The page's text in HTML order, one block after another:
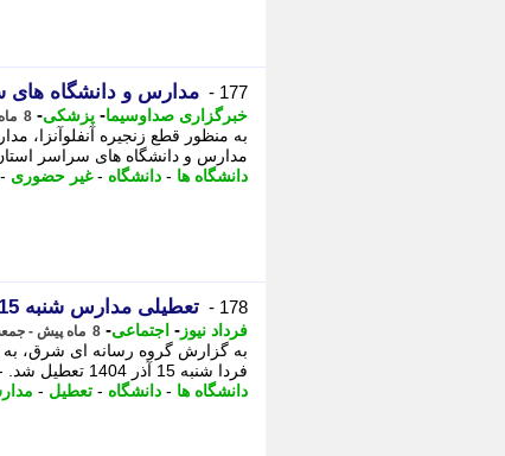
177 - مدارس و دانشگاه های
خبرگزاری صداوسیما- پزشکی- 8 ماه پیش - جمعه 14 آذر 1404، 12:00
به منظور قطع زنجیره
مدارس و دانشگاه های سراسر
دانشگاه ها - دانشگاه -غیر حضوری -
178 - تعطیلی مدارس شنبه 15 آذر 1404/ مدارس کدام استان ها و شهرها فردا تعطیل است؟
فرداد نیوز - اجتماعی- 8 ماه پیش - جمعه 14 آذر 1404، 11:55
به گزارش گروه رسانه ای شرق، به
فردا شنبه 15 آذر 1404 تعطیل شد. - مدارس و دانشگاه های اصفهان فردا ...
دانشگاه ها - دانشگاه - تعطیل -